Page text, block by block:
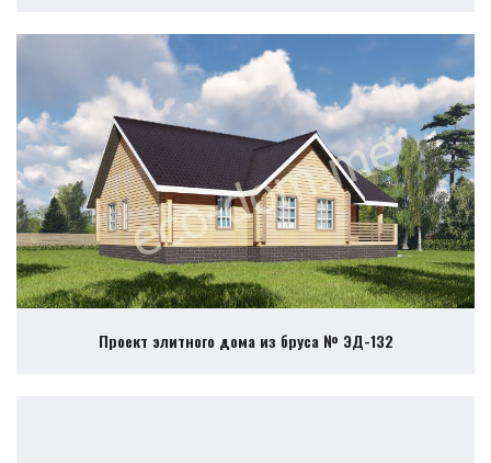
Проект элитного дома из бруса № ЭД-132